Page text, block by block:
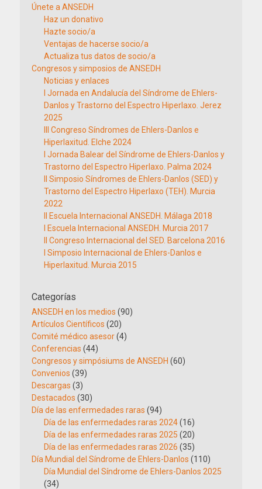
Únete a ANSEDH
Haz un donativo
Hazte socio/a
Ventajas de hacerse socio/a
Actualiza tus datos de socio/a
Congresos y simposios de ANSEDH
Noticias y enlaces
I Jornada en Andalucía del Síndrome de Ehlers-
Danlos y Trastorno del Espectro Hiperlaxo. Jerez
2025
III Congreso Síndromes de Ehlers-Danlos e
Hiperlaxitud. Elche 2024
I Jornada Balear del Síndrome de Ehlers-Danlos y
Trastorno del Espectro Hiperlaxo. Palma 2024
II Simposio Síndromes de Ehlers-Danlos (SED) y
Trastorno del Espectro Hiperlaxo (TEH). Murcia
2022
II Escuela Internacional ANSEDH. Málaga 2018
I Escuela Internacional ANSEDH. Murcia 2017
II Congreso Internacional del SED. Barcelona 2016
I Simposio Internacional de Ehlers-Danlos e
Hiperlaxitud. Murcia 2015
Categorías
ANSEDH en los medios (90)
Artículos Científicos (20)
Comité médico asesor(4)
Conferencias (44)
Congresos y simpósiums de ANSEDH (60)
Convenios (39)
Descargas (3)
Destacados (30)
Día de las enfermedades raras (94)
Día de las enfermedades raras 2024(16)
Día de las enfermedades raras 2025 (20)
Día de las enfermedades raras 2026 (35)
Día Mundial del Síndrome de Ehlers-Danlos (110)
Día Mundial del Síndrome de Ehlers-Danlos 2025
(34)